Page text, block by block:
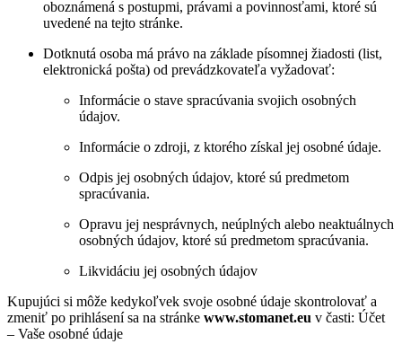
oboznámená s postupmi, právami a povinnosťami, ktoré sú
uvedené na tejto stránke.
Dotknutá osoba má právo na základe písomnej žiadosti (list,
elektronická pošta) od prevádzkovateľa vyžadovať:
Informácie o stave spracúvania svojich osobných
údajov.
Informácie o zdroji, z ktorého získal jej osobné údaje.
Odpis jej osobných údajov, ktoré sú predmetom
spracúvania.
Opravu jej nesprávnych, neúplných alebo neaktuálnych
osobných údajov, ktoré sú predmetom spracúvania.
Likvidáciu jej osobných údajov
Kupujúci si môže kedykoľvek svoje osobné údaje skontrolovať a
zmeniť po prihlásení sa na stránke www.stomanet.eu v časti: Účet
– Vaše osobné údaje